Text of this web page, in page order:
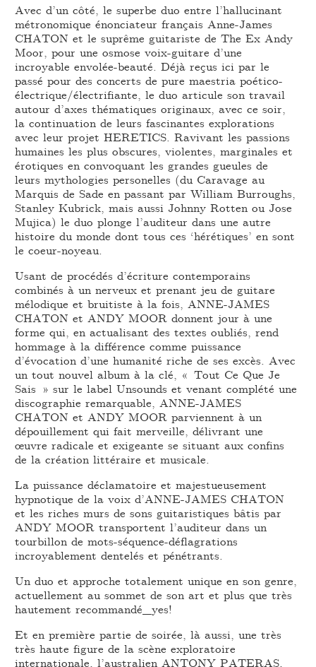
Avec d’un côté, le superbe duo entre l’hallucinant
métronomique énonciateur français Anne-James
CHATON et le suprême guitariste de The Ex Andy
Moor, pour une osmose voix-guitare d’une
incroyable envolée-beauté. Déjà reçus ici par le
passé pour des concerts de pure maestria poético-
électrique/électrifiante, le duo articule son travail
autour d’axes thématiques originaux, avec ce soir,
la continuation de leurs fascinantes explorations
avec leur projet HERETICS. Ravivant les passions
humaines les plus obscures, violentes, marginales et
érotiques en convoquant les grandes gueules de
leurs mythologies personelles (du Caravage au
Marquis de Sade en passant par William Burroughs,
Stanley Kubrick, mais aussi Johnny Rotten ou Jose
Mujica) le duo plonge l’auditeur dans une autre
histoire du monde dont tous ces ‘hérétiques’ en sont
le coeur-noyeau.
Usant de procédés d’écriture contemporains
combinés à un nerveux et prenant jeu de guitare
mélodique et bruitiste à la fois, ANNE-JAMES
CHATON et ANDY MOOR donnent jour à une
forme qui, en actualisant des textes oubliés, rend
hommage à la différence comme puissance
d’évocation d’une humanité riche de ses excès. Avec
un tout nouvel album à la clé, « Tout Ce Que Je
Sais » sur le label Unsounds et venant complété une
discographie remarquable, ANNE-JAMES
CHATON et ANDY MOOR parviennent à un
dépouillement qui fait merveille, délivrant une
œuvre radicale et exigeante se situant aux confins
de la création littéraire et musicale.
La puissance déclamatoire et majestueusement
hypnotique de la voix d’ANNE-JAMES CHATON
et les riches murs de sons guitaristiques bâtis par
ANDY MOOR transportent l’auditeur dans un
tourbillon de mots-séquence-déflagrations
incroyablement dentelés et pénétrants.
Un duo et approche totalement unique en son genre,
actuellement au sommet de son art et plus que très
hautement recommandé_yes!
Et en première partie de soirée, là aussi, une très
très haute figure de la scène exploratoire
internationale, l’australien ANTONY PATERAS,